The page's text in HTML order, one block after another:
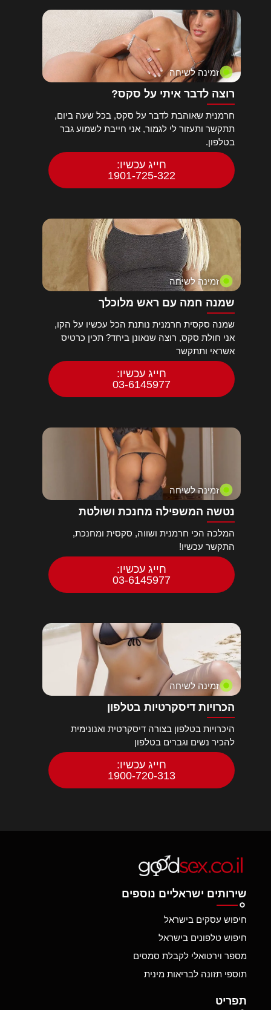
זמינה לשיחה
רוצה לדבר איתי על סקס?
חרמנית שאוהבת לדבר על סקס, בכל שעה ביום,
תתקשר ותעזור לי לגמור, אני חייבת לשמוע גבר
בטלפון.
חייג עכשיו:
1901-725-322
זמינה לשיחה
שמנה חמה עם ראש מלוכלך
שמנה סקסית חרמנית נותנת הכל עכשיו על הקו,
אני חולת סקס, רוצה שנאונן ביחד? תכין כרטיס
אשראי ותתקשר
חייג עכשיו:
03-6145977
זמינה לשיחה
נטשה המשפילה מחנכת ושולטת
המלכה הכי חרמנית ושווה, סקסית ומחנכת,
התקשר עכשיו!
חייג עכשיו:
03-6145977
זמינה לשיחה
הכרויות דיסקרטיות בטלפון
היכרויות בטלפון בצורה דיסקרטית ואנונימית
להכיר נשים וגברים בטלפון
חייג עכשיו:
1900-720-313
שירותים ישראליים נוספים
חיפוש עסקים בישראל
חיפוש טלפונים בישראל
מספר וירטואלי לקבלת סמסים
תוספי תזונה לבריאות מינית
תפריט